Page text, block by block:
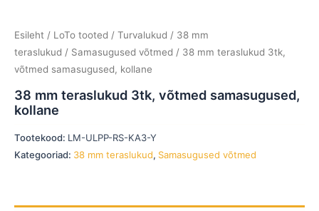
Esileht / LoTo tooted / Turvalukud / 38 mm
teraslukud / Samasugused võtmed / 38 mm teraslukud 3tk,
võtmed samasugused, kollane
38 mm teraslukud 3tk, võtmed samasugused,
kollane
Tootekood: LM-ULPP-RS-KA3-Y
Kategooriad: 38 mm teraslukud, Samasugused võtmed